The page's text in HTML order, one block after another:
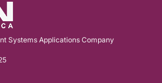
Systems Applications Company